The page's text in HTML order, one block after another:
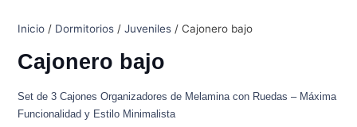
Inicio / Dormitorios /Juveniles / Cajonero bajo
Cajonero bajo
Set de 3 Cajones Organizadores de Melamina con Ruedas – Máxima
Funcionalidad y Estilo Minimalista